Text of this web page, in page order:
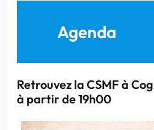
Agenda
Retrouvez la CSMF à
à partir de 19h00